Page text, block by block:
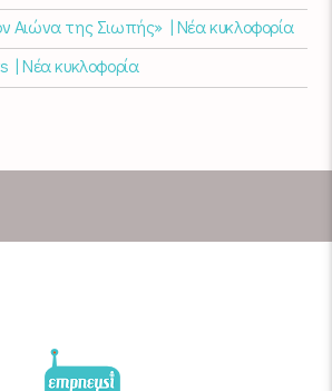
Αιώνα της Σιωπής» | Νέα κυκλοφορία
| Νέα κυκλοφορία